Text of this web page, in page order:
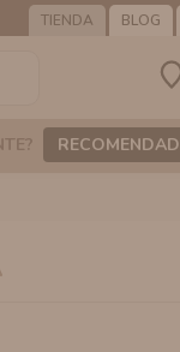
TIENDA BLOG